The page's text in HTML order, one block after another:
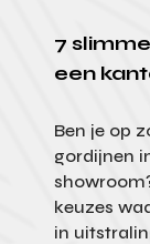
7
een
Ben je op
gordijnen
keuzes
in